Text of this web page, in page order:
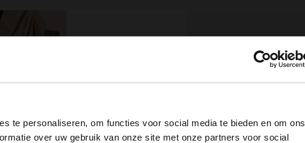
te personaliseren, om functies voor social media te bieden en om ons
over uw gebruik van onze site met onze partners voor social
×
isn't Dutch. Would you like to